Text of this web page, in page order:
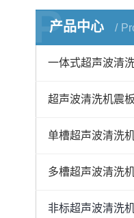
产品中心
P
一体式超声波清
超声波清洗机震板
单槽超声波清洗
多槽超声波清洗
非标超声波清洗